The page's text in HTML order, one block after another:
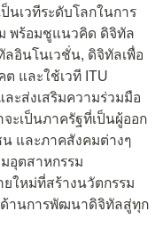
นเวทีระดับโลกในการ
พร้อมชูแนวคิด ดิจิทัล
ลอินโนเวชั่น, ดิจิทัลเพื่อ
และใช้เวที ITU
ะส่งเสริมความร่วมมือ
ะเป็นภาครัฐที่เป็นผู้ออก
และภาคสังคมต่างๆ
อุตสาหกรรม
ใหม่ที่สร้างนวัตกรรม
ด้านการพัฒนาดิจิทัลสู่ทุก